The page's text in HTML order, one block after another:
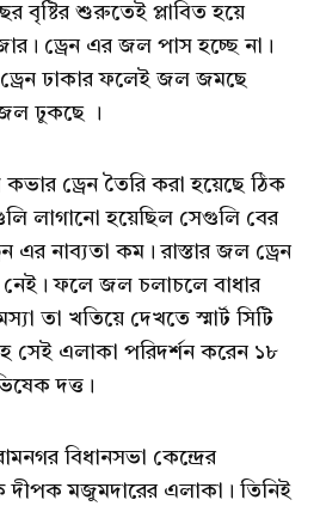
বৃষ্টির শুরুতেই প্লাবিত হয়ে
ড্রেন এর জল পাস হচ্ছে না।
ঢাকার ফলেই জল জমছে
জল ঢুকছে ।
ড্রেন তৈরি করা হয়েছে ঠিক
লাগানো হয়েছিল সেগুলি বের
এর নাব্যতা কম। রাস্তার জল ড্রেন
ফলে জল চলাচলে বাধার
তা খতিয়ে দেখতে স্মার্ট সিটি
সেই এলাকা পরিদর্শন করেন ১৮
দত্ত।
বিধানসভা কেন্দ্রের
দীপক মজুমদারের এলাকা। তিনিই